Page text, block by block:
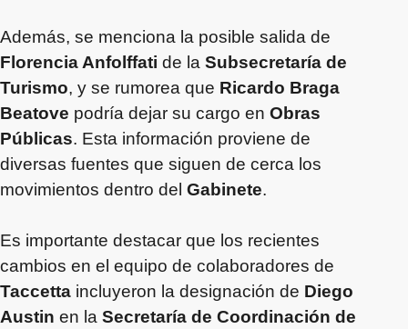
Además, se menciona la posible salida de
Florencia Anfolffati de la Subsecretaría de
Turismo, y se rumorea que Ricardo Braga
Beatove podría dejar su cargo en Obras
Públicas. Esta información proviene de
diversas fuentes que siguen de cerca los
movimientos dentro del Gabinete.
Es importante destacar que los recientes
cambios en el equipo de colaboradores de
Taccetta incluyeron la designación de Diego
Austin en la Secretaría de Coordinación de